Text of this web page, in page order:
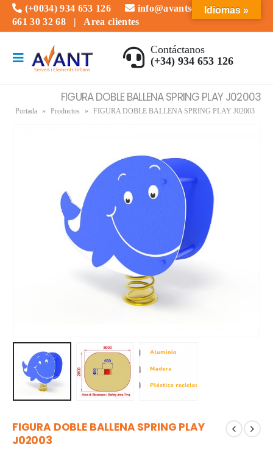
(+0034) 934 653 126
info@avantserveis.com
661 30 32 68 | Area clientes
Contáctanos
(+34) 934 653 126
FIGURA DOBLE BALLENA SPRING PLAY J02003
Portada » Productos » FIGURA DOBLE BALLENA SPRING PLAY J02003
FIGURA DOBLE BALLENA SPRING PLAY
J02003
Idiomas »